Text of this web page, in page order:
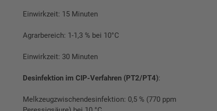
Einwirkzeit: 15 Minuten
Agrarbereich: 1-1,3 % bei 10°C
Einwirkzeit: 30 Minuten
Desinfektion im CIP-Verfahren (PT2/PT4):
Melkzeugzwischendesinfektion: 0,5 % (770 ppm